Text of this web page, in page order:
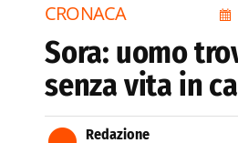
CRONACA
Sora: uomo
senza vita in
Redazione